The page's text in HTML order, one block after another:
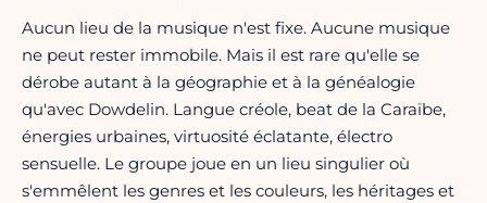
Aucun lieu de la musique n'est fixe. Aucune musique
ne peut rester immobile. Mais il est rare qu'elle se
dérobe autant à la géographie et à la généalogie
qu'avec Dowdelin. Langue créole, beat de la Caraïbe,
énergies urbaines, virtuosité éclatante, électro
sensuelle. Le groupe joue en un lieu singulier où
s'emmêlent les genres et les couleurs, les héritages et